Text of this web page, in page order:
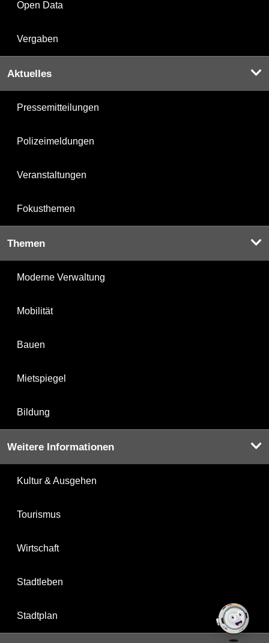
Open Data
Vergaben
Aktuelles
Pressemitteilungen
Polizeimeldungen
Veranstaltungen
Fokusthemen
Themen
Moderne Verwaltung
Mobilität
Bauen
Mietspiegel
Bildung
Weitere Informationen
Kultur & Ausgehen
Tourismus
Wirtschaft
Stadtleben
Stadtplan